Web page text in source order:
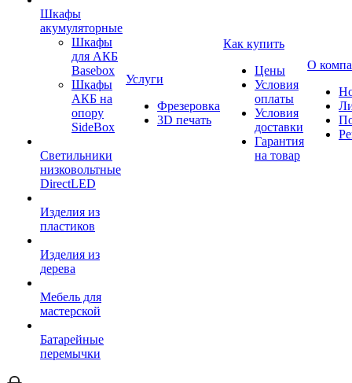
Шкафы
акумуляторные
Шкафы
для АКБ
Basebox
Шкафы
АКБ на
опору
SideBox
Светильники
низковольтные
DirectLED
Изделия из
пластиков
Изделия из
дерева
Мебель для
мастерской
Батарейные
перемычки
Услуги
Фрезеровка
3D печать
Как купить
Цены
Условия
оплаты
Условия
доставки
Гарантия
на товар
О